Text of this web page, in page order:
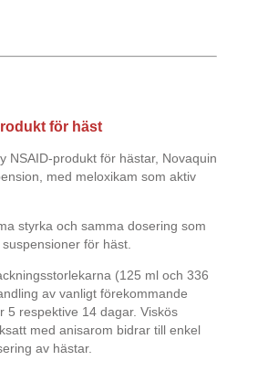
för häst
NSAID-produkt för hästar, Novaquin
med meloxikam som aktiv
styrka och samma dosering som
för häst.
(125 ml och 336
av vanligt förekommande
5 respektive 14 dagar. Viskös
med anisarom bidrar till enkel
av hästar.